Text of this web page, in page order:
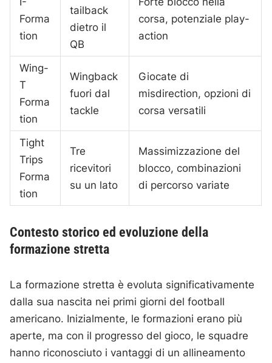
Forma
tion
tailback
dietro il
QB
corsa, potenziale play-
action
Wing-
T
Forma
tion
Wingback
fuori dal
tackle
Giocate di
misdirection, opzioni di
corsa versatili
Tight
Trips
Forma
tion
Tre
ricevitori
su un lato
Massimizzazione del
blocco, combinazioni
di percorso variate
Contesto storico ed evoluzione della
formazione stretta
La formazione stretta è evoluta significativamente
dalla sua nascita nei primi giorni del football
americano. Inizialmente, le formazioni erano più
aperte, ma con il progresso del gioco, le squadre
hanno riconosciuto i vantaggi di un allineamento